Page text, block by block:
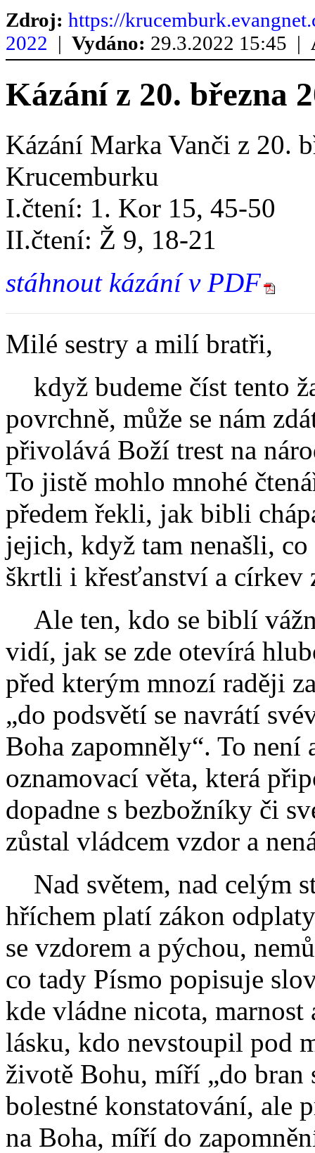
Zdroj: https://
2022 | Vydáno: 29.3.2022 15:45 |
Kázání z 20. března
Kázání Marka Vanči z 20.
Krucemburku
I.čtení: 1. Kor 15, 45-50
II.čtení: Ž 9, 18-21
stáhnout kázání v PDF
Milé sestry a milí bratři,
když budeme číst tento
povrchně, může se nám
přivolává Boží trest na
To jistě mohlo mnohé
předem řekli, jak bibli
jejich, když tam nenašli,
škrtli i křesťanství a církev
Ale ten, kdo se biblí
vidí, jak se zde otevírá
před kterým mnozí raději
„do podsvětí se navrátí
Boha zapomněly“. To
oznamovací věta, která
dopadne s bezbožníky či
zůstal vládcem vzdor a
Nad světem, nad celým
hříchem platí zákon
se vzdorem a pýchou,
co tady Písmo popisuje
kde vládne nicota,
lásku, kdo nevstoupil pod
životě Bohu, míří „do bran
bolestné konstatování, ale
na Boha, míří do